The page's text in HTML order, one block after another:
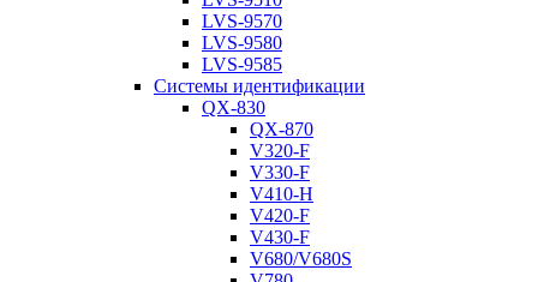
LVS-9570
LVS-9580
LVS-9585
Системы идентификации
QX-830
QX-870
V320-F
V330-F
V410-H
V420-F
V430-F
V680/V680S